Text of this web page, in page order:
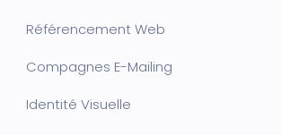
Référencement Web
Compagnes E-Mailing
Identité Visuelle